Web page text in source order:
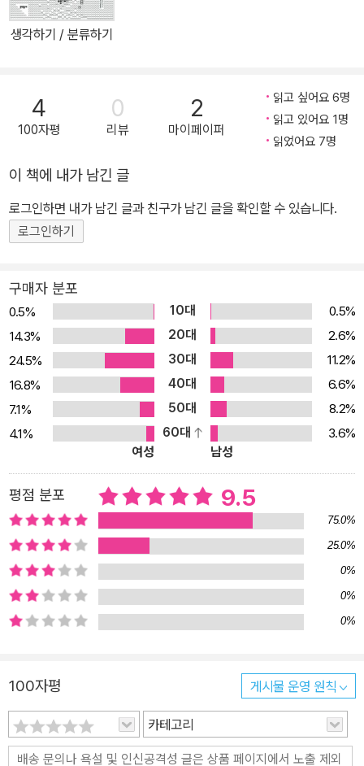
식의 미로 속에 퍼즐 조각처럼 흩어진 124개의 꿈에 대한 사적이고
페렉에게 문학이라는 그릇은 단단하고 규격화된 무엇이 아니라 자유
자재로 형태를 바꿀 수 있는 유연한 그물 같은 것이었다. 작가에게 르
도노상을 안겨준 첫 책 『사물들』에서부터 반짝였던 그의 실험 정신은
작하면서 더더욱 꽃을 피웠다. 그해 페렉은 ‘너’라는 이인칭시점에서
쓴 사회학적 자전소설 『잠자는 남자』를 발표하며 다시 한번 탁월한
언어 감각과 남다른 재능을 인정받았다. 『어렴풋한 부티크』에 등장하
알파벳 ‘e’를 한 번도 사용하지 않고 쓴 리포그람 소설 『실종』(196
9), 반대로 ‘e’를 유일한 모음으로 사용한 소설 『돌아온 사람들』(197
2), 자전적 사실과 허구적 소설을 결합해 쓴 『W 또는 유년의 기억』(1
975)은 모두 이 시기에 탄생했다. 페렉의 애독자라면, 꿈을 기록할
당시 이미 출간되었거나 작업중이었던 작품들이 어떤 식으로 변형되
어 꿈속에 등장하는지를 지켜보는 재미 외에도 이 미로의 어딘가에
분명히 심겨 있을 이후 작품들의 씨앗을 발견하는 기쁨 역시 누릴 수
개로 드러난 페렉의 무의식은 그의 작품세계를 빼닮은 기이한 미로이
자 퍼즐 같다. 이성이나 논리의 영역에서 벗어나 은유와 상징, 연상과
환유, 말놀이와 언어유희로 이루어진 미궁 속을 유영하는 작가의 꿈
꾸는 정신은 그의 책을 읽는 독자와 마찬가지로 번번이 길을 잃고 헤
매다가 예상치 못한 전개를 맞닥뜨린다. 그 충격과 불안, 두려움과 놀
라움의 순간들은 때로 어떤 진실의 심연을 섬광처럼 비추며 작가를,
그리고 우리를 꿈에서 깨어나게 한다. 그 찰나의 순간이 지나면 곧 잊
통해 표출되는 무의식을 기록하기 위한 시도는 존재했다. 앙드레 브
르통을 위시한 일부 초현실주의 작가들은 이성의 간섭을 받지 않는
무의식의 영역을 포착하기 위해 반수면 상태나 최면 상태에서 머릿속
에 떠오르는 것을 그대로 받아적는 자동기술법automatism을 활용
생각하기 / 분류하기
4
100자평
0
리뷰
2
마이페이퍼
읽고 싶어요 6명
읽고 있어요 1명
읽었어요 7명
이 책에 내가 남긴 글
로그인하면 내가 남긴 글과 친구가 남긴 글을 확인할 수 있습니다.
로그인하기
구매자 분포
0.5% 10대
0.5%
14.3%
20대
2.6%
24.5%
30대
11.2%
16.8%
40대
6.6%
7.1%
50대
8.2%
4.1%
60대
3.6%
여성
남성
평점 분포 9.5
75.0%
25.0%
0%
0%
0%
100자평 게시물 운영 원칙
카테고리